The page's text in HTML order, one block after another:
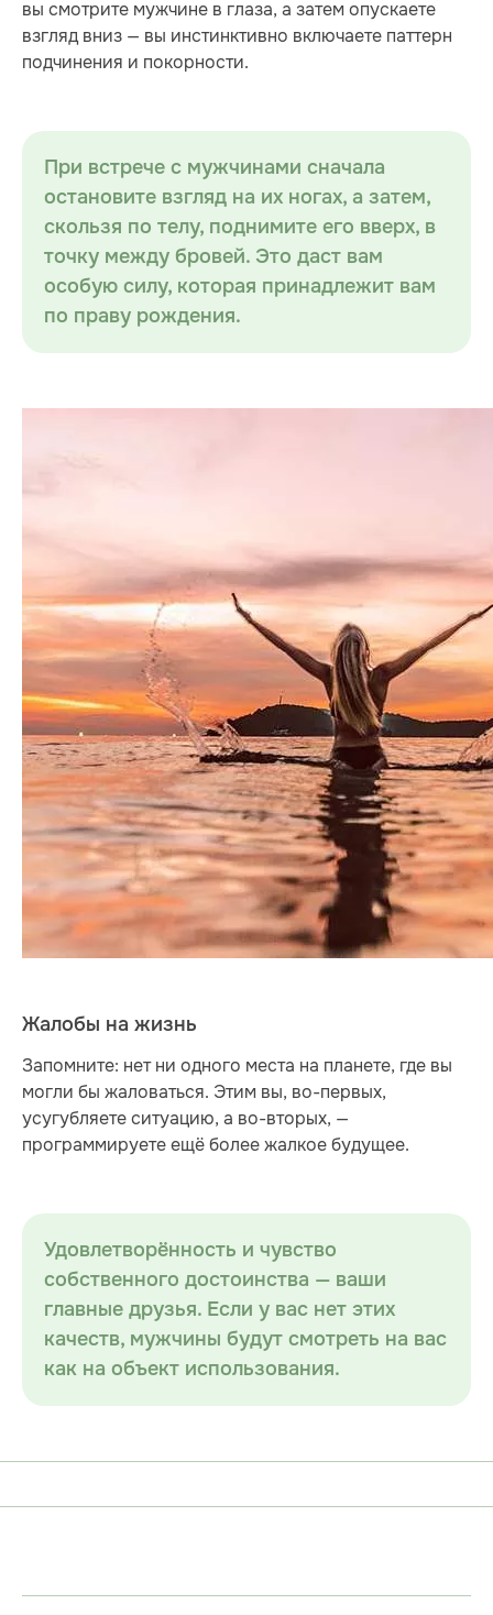
вы смотрите мужчине в глаза, а затем опускаете
взгляд вниз — вы инстинктивно включаете паттерн
подчинения и покорности.
При встрече с мужчинами сначала
остановите взгляд на их ногах, а затем,
скользя по телу, поднимите его вверх, в
точку между бровей. Это даст вам
особую силу, которая принадлежит вам
по праву рождения.
Жалобы на жизнь
Запомните: нет ни одного места на планете, где вы
могли бы жаловаться. Этим вы, во-первых,
усугубляете ситуацию, а во-вторых, —
программируете ещё более жалкое будущее.
Удовлетворённость и чувство
собственного достоинства — ваши
главные друзья. Если у вас нет этих
качеств, мужчины будут смотреть на вас
как на объект использования.